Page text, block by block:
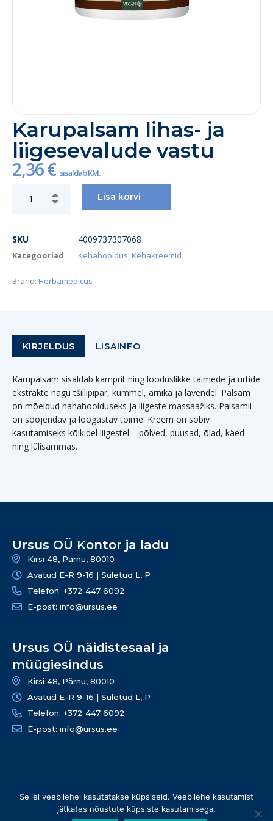
Karupalsam lihas- ja
liigesevalude vastu
2,36€ sisaldab KM.
Lisa korvi
SKU 4009737307068
Kategooriad Kehahooldus Kehakreemid
Bränd: Herbamedicus
KIRJELDUS LISAINFO
Karupalsam sisaldab kamprit ning looduslikke taimede ja ürtide
ekstrakte nagu tšillipipar, kummel, arnika ja lavendel. Palsam
on mõeldud nahahoolduseks ja liigeste massaažiks. Palsamil
on soojendav ja lõõgastav toime. Kreem on sobiv
kasutamiseks kõikidel liigestel – põlved, puusad, õlad, käed
ning lülisammas.
Ursus OÜ Kontor ja ladu
Kirsi 48, Pärnu, 80010
Avatud E-R 9-16 | Suletud L, P
Telefon: +372 447 6092
E-post: info@ursus.ee
Ursus OÜ näidistesaal ja
müügiesindus
Kirsi 48, Pärnu, 80010
Avatud E-R 9-16 | Suletud L, P
Telefon: +372 447 6092
E-post: info@ursus.ee
+372 447 6090
Sellel veebilehel kasutatakse küpsiseid. Veebilehe kasutamist
jätkates nõustute küpsiste kasutamisega.